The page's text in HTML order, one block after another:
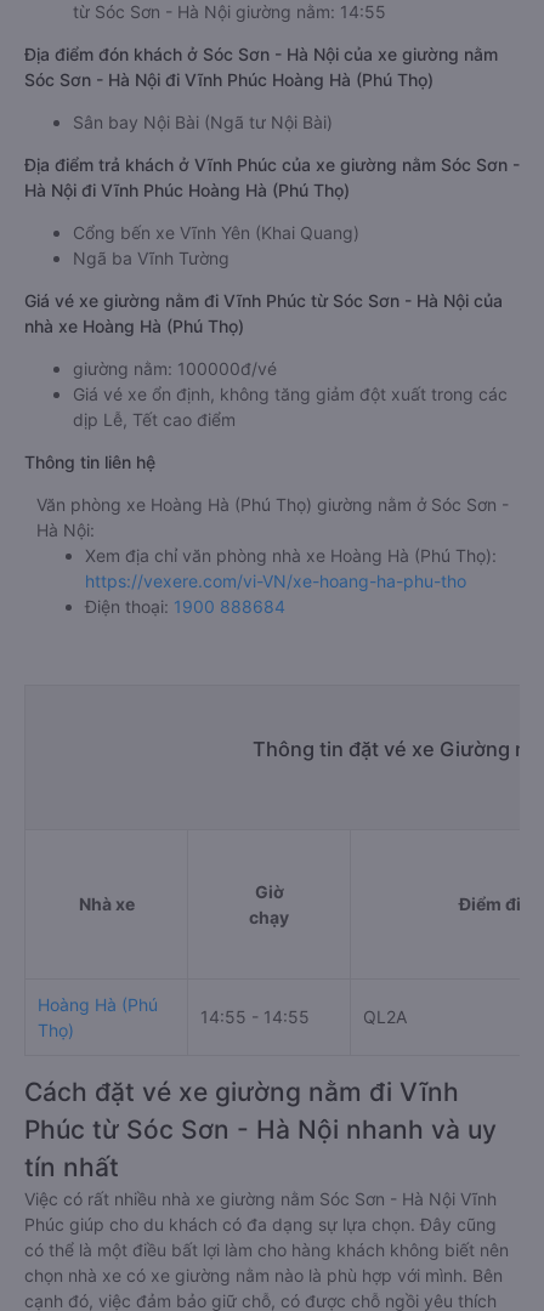
từ Sóc Sơn - Hà Nội giường nằm: 14:55
Địa điểm đón khách ở Sóc Sơn - Hà Nội của xe giường nằm
Sóc Sơn - Hà Nội đi Vĩnh Phúc Hoàng Hà (Phú Thọ)
Sân bay Nội Bài (Ngã tư Nội Bài)
Địa điểm trả khách ở Vĩnh Phúc của xe giường nằm Sóc Sơn -
Hà Nội đi Vĩnh Phúc Hoàng Hà (Phú Thọ)
Cổng bến xe Vĩnh Yên (Khai Quang)
Ngã ba Vĩnh Tường
Giá vé xe giường nằm đi Vĩnh Phúc từ Sóc Sơn - Hà Nội của
nhà xe Hoàng Hà (Phú Thọ)
giường nằm: 100000đ/vé
Giá vé xe ổn định, không tăng giảm đột xuất trong các
dịp Lễ, Tết cao điểm
Thông tin liên hệ
Văn phòng xe Hoàng Hà (Phú Thọ) giường nằm ở Sóc Sơn -
Hà Nội:
Xem địa chỉ văn phòng nhà xe Hoàng Hà (Phú Thọ):
https://vexere.com/vi-VN/xe-hoang-ha-phu-tho
Điện thoại: 1900 888684
Thông tin đặt vé xe Giường
Nhà xe
Giờ
chạy
Điểm đi
Hoàng Hà (Phú
Thọ)
14:55 - 14:55 QL2A
Cách đặt vé xe giường nằm đi Vĩnh
Phúc từ Sóc Sơn - Hà Nội nhanh và uy
tín nhất
Việc có rất nhiều nhà xe giường nằm Sóc Sơn - Hà Nội Vĩnh
Phúc giúp cho du khách có đa dạng sự lựa chọn. Đây cũng
có thể là một điều bất lợi làm cho hàng khách không biết nên
chọn nhà xe có xe giường nằm nào là phù hợp với mình. Bên
cạnh đó, việc đảm bảo giữ chỗ, có được chỗ ngồi yêu thích